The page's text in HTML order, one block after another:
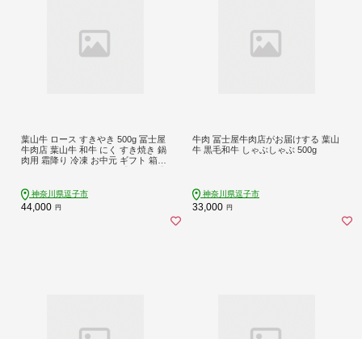
葉山牛 ロース すきやき 500g 冨士屋
牛肉店 葉山牛 和牛 にく すき焼き 鍋
肉用 霜降り 冷凍 お中元 ギフト 箱入
神奈川県逗子市
44,000 円
牛肉 冨士屋牛肉店がお届けする 葉山
牛 黒毛和牛 しゃぶしゃぶ 500g
神奈川県逗子市
33,000 円